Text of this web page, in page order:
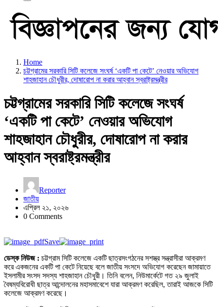
Home
চট্টগ্রামের সরকারি সিটি কলেজে সংঘর্ষ ‘একটি পা কেটে’ নেওয়ার অভিযোগ
শাহজাহান চৌধুরীর, দোষারোপ না করার আহ্বান স্বরাষ্ট্রমন্ত্রীর
চট্টগ্রামের সরকারি সিটি কলেজে সংঘর্ষ
‘একটি পা কেটে’ নেওয়ার অভিযোগ
শাহজাহান চৌধুরীর, দোষারোপ না করার
আহ্বান স্বরাষ্ট্রমন্ত্রীর
Reporter
জাতীয়
এপ্রিল ২১, ২০২৬
0 Comments
Save
ডেস্ক নিউজ : চট্টগ্রাম সিটি কলেজে একটি ছাত্রসংগঠনের সশস্ত্র সন্ত্রাসীরা আক্রমণ
করে একজনের একটি পা কেটে নিয়েছে বলে জাতীয় সংসদে অভিযোগ করেছেন জামায়াতে
ইসলামীর সংসদ সদস্য শাহজাহান চৌধুরী। তিনি বলেন, নিউমার্কেটে গত ২৯ জুলাই
বৈষম্যবিরোধী ছাত্র আন্দোলনের মহাসমাবেশে যারা আক্রমণ করেছিল, তারাই আজকে সিটি
কলেজে আক্রমণ করেছে।